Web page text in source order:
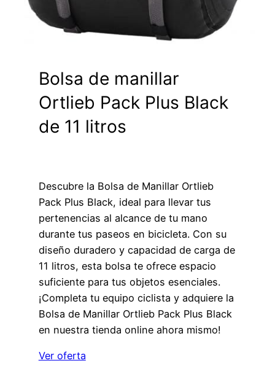
Bolsa de manillar
Ortlieb Pack Plus Black
de 11 litros
Descubre la Bolsa de Manillar Ortlieb
Pack Plus Black, ideal para llevar tus
pertenencias al alcance de tu mano
durante tus paseos en bicicleta. Con su
diseño duradero y capacidad de carga de
11 litros, esta bolsa te ofrece espacio
suficiente para tus objetos esenciales.
¡Completa tu equipo ciclista y adquiere la
Bolsa de Manillar Ortlieb Pack Plus Black
en nuestra tienda online ahora mismo!
Ver oferta